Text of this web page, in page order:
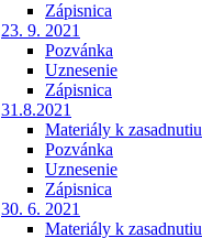
Zápisnica
23. 9. 2021
Pozvánka
Uznesenie
Zápisnica
31.8.2021
Materiály k zasadnutiu
Pozvánka
Uznesenie
Zápisnica
30. 6. 2021
Materiály k zasadnutiu